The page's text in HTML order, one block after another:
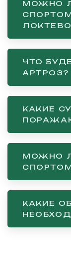
МОЖНО
ЧТО
АРТРОЗ?
КАКИЕ
МОЖНО
КАКИЕ